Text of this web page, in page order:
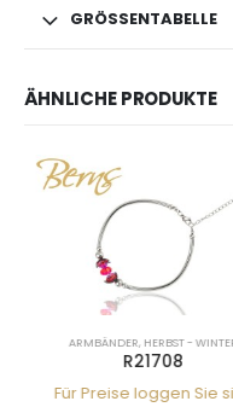
GRÖSSENTABELLE
ÄHNLICHE PRODUKTE
ARMBÄNDER,HERBST - WINTER
R21708
Für Preise loggen Sie